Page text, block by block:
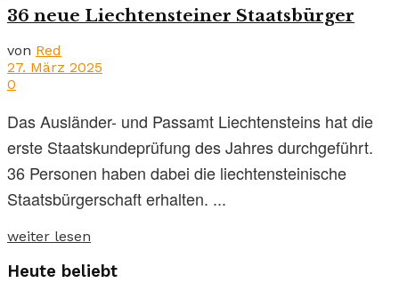
36 neue Liechtensteiner Staatsbürger
von Red
27. März 2025
0
Das Ausländer- und Passamt Liechtensteins hat die
erste Staatskundeprüfung des Jahres durchgeführt.
36 Personen haben dabei die liechtensteinische
Staatsbürgerschaft erhalten. ...
weiter lesen
Heute beliebt